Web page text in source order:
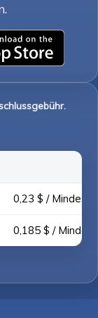
0,23 $ / Mindest.
0,185 $ /